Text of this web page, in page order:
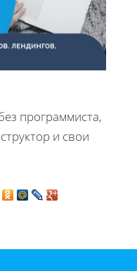
программиста,
и свои